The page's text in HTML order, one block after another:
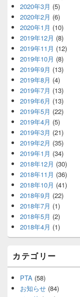
2020年3月 (5)
2020年2月 (6)
2020年1月 (10)
2019年12月 (8)
2019年11月 (12)
2019年10月 (8)
2019年9月 (13)
2019年8月 (4)
2019年7月 (13)
2019年6月 (13)
2019年5月 (22)
2019年4月 (5)
2019年3月 (21)
2019年2月 (35)
2019年1月 (34)
2018年12月 (30)
2018年11月 (36)
2018年10月 (41)
2018年9月 (22)
2018年7月 (1)
2018年5月 (2)
2018年4月 (1)
カテゴリー
PTA (58)
お知らせ (84)